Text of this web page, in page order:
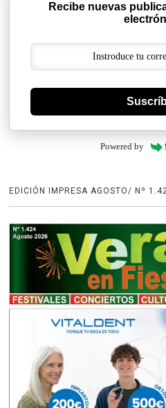
Recibe nuevas
Powered by
EDICIÓN IMPRESA AGOSTO/ Nº